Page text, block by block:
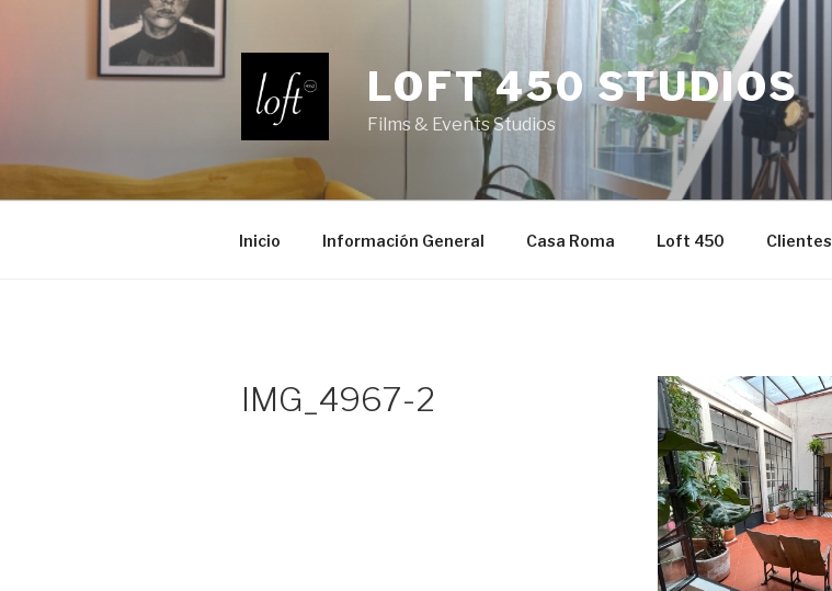
LOFT 450 STUDIOS
Films & Events Studios
Inicio Información General Casa Roma Loft 450 Clientes
IMG_4967-2